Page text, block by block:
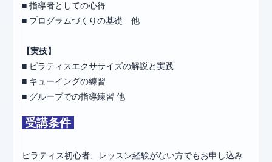
■ 指導者としての心得
■ プログラムづくりの基礎 他
【実技】
■ ピラティスエクササイズの解説と実践
■ キューイングの練習
■ グループでの指導練習 他
受講条件
ピラティス初心者、レッスン経験がない方でもお申し込み